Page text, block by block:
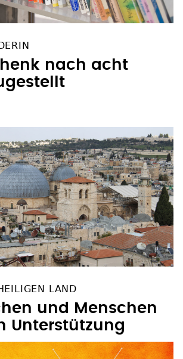
nach acht
LAND
und Menschen
Unterstützung